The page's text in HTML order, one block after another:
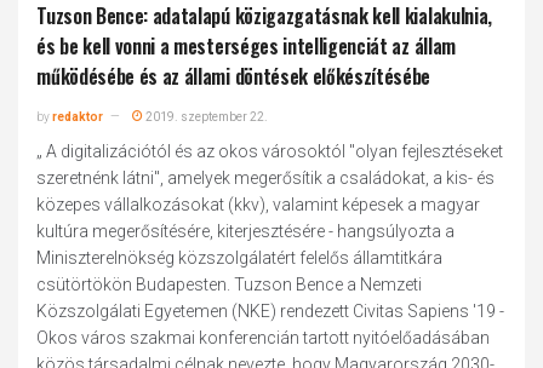
Tuzson Bence: adatalapú közigazgatásnak kell kialakulnia,
és be kell vonni a mesterséges intelligenciát az állam
működésébe és az állami döntések előkészítésébe
byredaktor 2019. szeptember 22.
„ A digitalizációtól és az okos városoktól "olyan fejlesztéseket
szeretnénk látni", amelyek megerősítik a családokat, a kis- és
közepes vállalkozásokat (kkv), valamint képesek a magyar
kultúra megerősítésére, kiterjesztésére - hangsúlyozta a
Miniszterelnökség közszolgálatért felelős államtitkára
csütörtökön Budapesten. Tuzson Bence a Nemzeti
Közszolgálati Egyetemen (NKE) rendezett Civitas Sapiens '19 -
Okos város szakmai konferencián tartott nyitóelőadásában